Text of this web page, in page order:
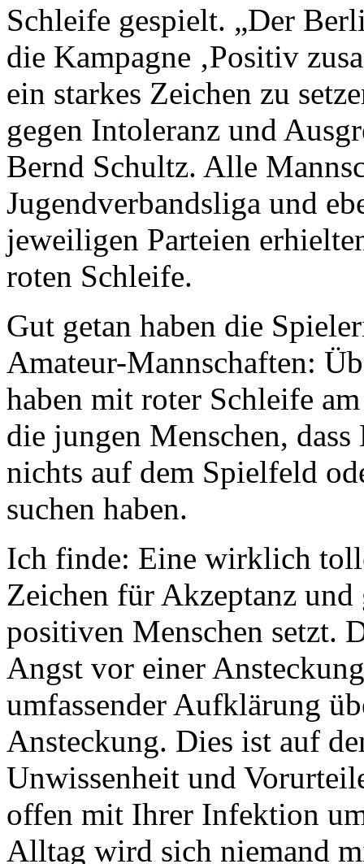
Schleife gespielt. „Der
die Kampagne ‚Positiv
ein starkes Zeichen zu
gegen Intoleranz und
Bernd Schultz. Alle
Jugendverbandsliga und
jeweiligen Parteien
roten Schleife.
Gut getan haben die
Amateur-Mannschaften:
haben mit roter Schleife
die jungen Menschen,
nichts auf dem Spielfeld
suchen haben.
Ich finde: Eine wirklich
Zeichen für Akzeptanz
positiven Menschen setzt.
Angst vor einer
umfassender Aufklärung
Ansteckung. Dies ist auf
Unwissenheit und
offen mit Ihrer Infektion
Alltag wird sich niemand